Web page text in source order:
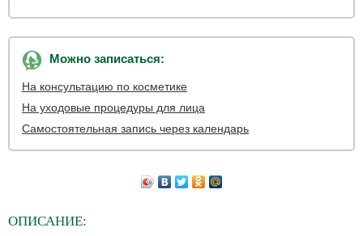
Можно записаться:
На консультацию по косметике
На уходовые процедуры для лица
Самостоятельная запись через календарь
ОПИСАНИЕ: